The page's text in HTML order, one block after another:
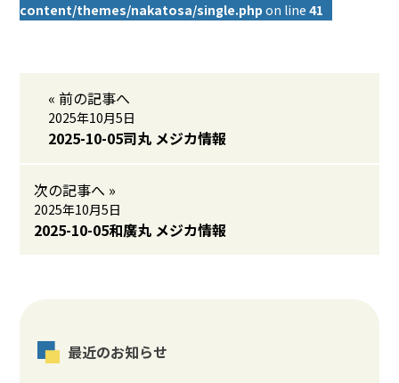
content/themes/nakatosa/single.php on line41
« 前の記事へ
2025年10月5日
2025-10-05司丸 メジカ情報
次の記事へ »
2025年10月5日
2025-10-05和廣丸 メジカ情報
最近のお知らせ